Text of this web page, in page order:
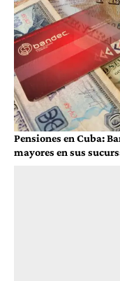
Pensiones en Cuba:
mayores en sus